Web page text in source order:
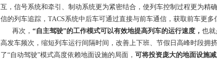
互，信号系统和牵引、制动系统更为紧密结合，使列车控制过程更为精
信的列车追踪，TACS系统中后车可通过直接与前车通信，获取前车更
再次，“自主驾驶”的工作模式可以有效地提高列车的运行速度，也就
高发车频次，缩短列车运行间隔时间，改善上下班、节假日高峰时段拥
了“自动驾驶”模式高度依赖地面设施的局面，可将投资庞大的地面设施